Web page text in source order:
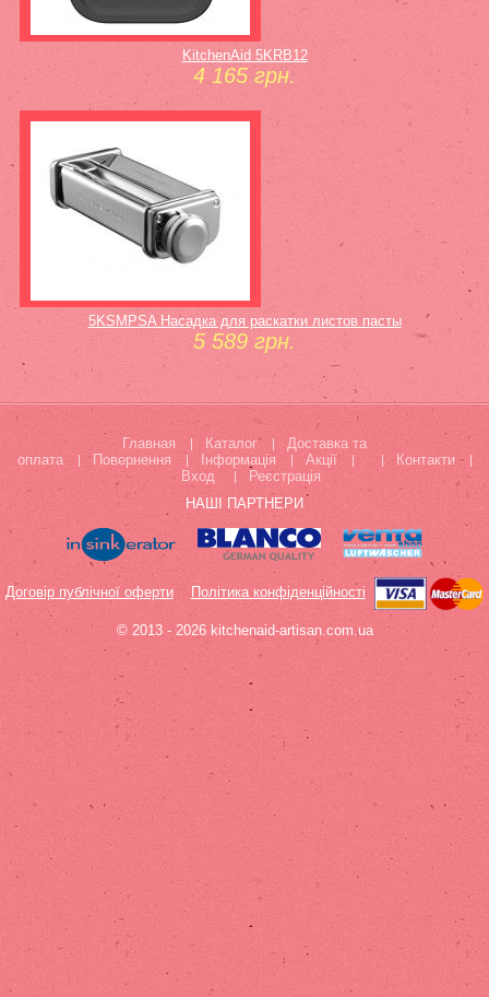
KitchenAid 5KRB12
4 165 грн.
5KSMPSA Насадка для раскатки листов пасты
5 589 грн.
Главная Каталог
Доставка та
оплата
Повернення Інформація Акції
Контакти
Вход
Реєстрація
НАШІ ПАРТНЕРИ
Договір публічної оферти Політика конфіденційності
© 2013 - 2026 kitchenaid-artisan.com.ua